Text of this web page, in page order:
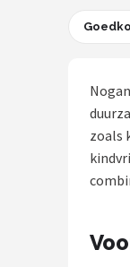
Stadsfietsen
zoals